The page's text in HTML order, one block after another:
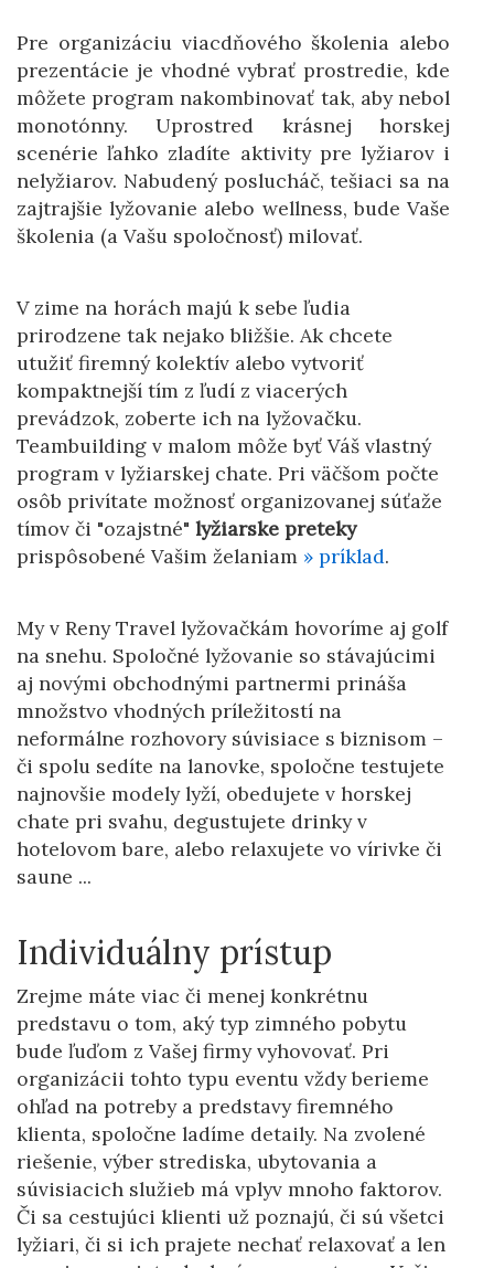
Pre organizáciu viacdňového školenia alebo
prezentácie je vhodné vybrať prostredie, kde
môžete program nakombinovať tak, aby nebol
monotónny. Uprostred krásnej horskej
scenérie ľahko zladíte aktivity pre lyžiarov i
nelyžiarov. Nabudený poslucháč, tešiaci sa na
zajtrajšie lyžovanie alebo wellness, bude Vaše
školenia (a Vašu spoločnosť) milovať.
V zime na horách majú k sebe ľudia
prirodzene tak nejako bližšie. Ak chcete
utužiť firemný kolektív alebo vytvoriť
kompaktnejší tím z ľudí z viacerých
prevádzok, zoberte ich na lyžovačku.
Teambuilding v malom môže byť Váš vlastný
program v lyžiarskej chate. Pri väčšom počte
osôb privítate možnosť organizovanej súťaže
tímov či "ozajstné" lyžiarske preteky
prispôsobené Vašim želaniam » príklad.
My v Reny Travel lyžovačkám hovoríme aj golf
na snehu. Spoločné lyžovanie so stávajúcimi
aj novými obchodnými partnermi prináša
množstvo vhodných príležitostí na
neformálne rozhovory súvisiace s biznisom –
či spolu sedíte na lanovke, spoločne testujete
najnovšie modely lyží, obedujete v horskej
chate pri svahu, degustujete drinky v
hotelovom bare, alebo relaxujete vo vírivke či
saune ...
Individuálny prístup
Zrejme máte viac či menej konkrétnu
predstavu o tom, aký typ zimného pobytu
bude ľuďom z Vašej firmy vyhovovať. Pri
organizácii tohto typu eventu vždy berieme
ohľad na potreby a predstavy firemného
klienta, spoločne ladíme detaily. Na zvolené
riešenie, výber strediska, ubytovania a
súvisiacich služieb má vplyv mnoho faktorov.
Či sa cestujúci klienti už poznajú, či sú všetci
lyžiari, či si ich prajete nechať relaxovať a len